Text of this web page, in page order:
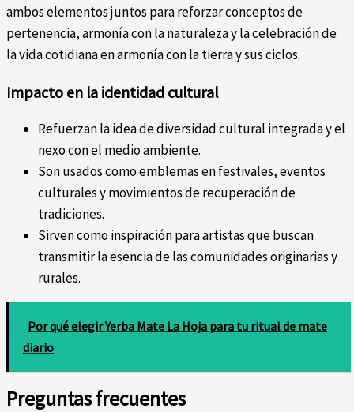
ambos elementos juntos para reforzar conceptos de
pertenencia, armonía con la naturaleza y la celebración de
la vida cotidiana en armonía con la tierra y sus ciclos.
Impacto en la identidad cultural
Refuerzan la idea de diversidad cultural integrada y el
nexo con el medio ambiente.
Son usados como emblemas en festivales, eventos
culturales y movimientos de recuperación de
tradiciones.
Sirven como inspiración para artistas que buscan
transmitir la esencia de las comunidades originarias y
rurales.
Por qué elegir Yerba Mate La Hoja para tu ritual de mate
diario
Preguntas frecuentes